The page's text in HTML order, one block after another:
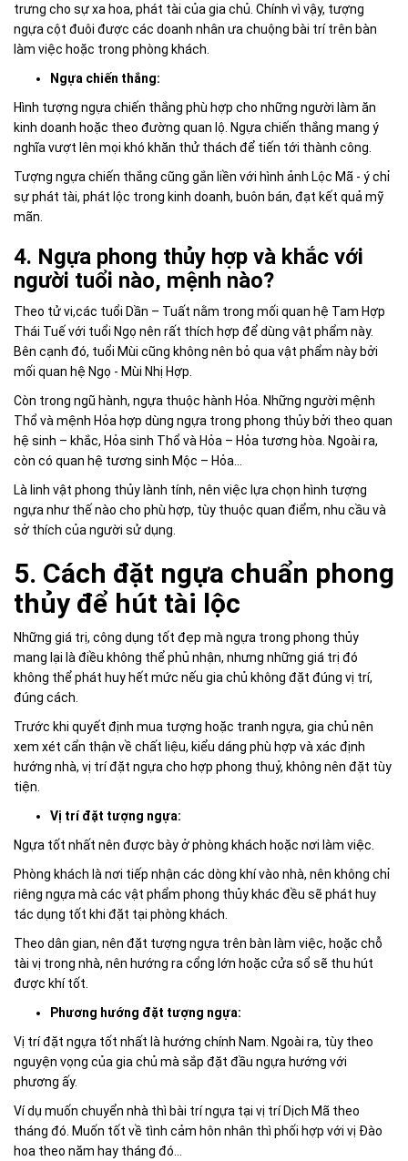
trưng cho sự xa hoa, phát tài của gia chủ. Chính vì vậy, tượng
ngựa cột đuôi được các doanh nhân ưa chuộng bài trí trên bàn
làm việc hoặc trong phòng khách.
Ngựa chiến thắng:
Hình tượng ngựa chiến thắng phù hợp cho những người làm ăn
kinh doanh hoặc theo đường quan lộ. Ngựa chiến thắng mang ý
nghĩa vượt lên mọi khó khăn thử thách để tiến tới thành công.
Tượng ngựa chiến thắng cũng gắn liền với hình ảnh Lộc Mã - ý chỉ
sự phát tài, phát lộc trong kinh doanh, buôn bán, đạt kết quả mỹ
mãn.
4. Ngựa phong thủy hợp và khắc với
người tuổi nào, mệnh nào?
Theo tử vi,các tuổi Dần – Tuất nằm trong mối quan hệ Tam Hợp
Thái Tuế với tuổi Ngọ nên rất thích hợp để dùng vật phẩm này.
Bên cạnh đó, tuổi Mùi cũng không nên bỏ qua vật phẩm này bởi
mối quan hệ Ngọ - Mùi Nhị Hợp.
Còn trong ngũ hành, ngựa thuộc hành Hỏa. Những người mệnh
Thổ và mệnh Hỏa hợp dùng ngựa trong phong thủy bởi theo quan
hệ sinh – khắc, Hỏa sinh Thổ và Hỏa – Hỏa tương hòa. Ngoài ra,
còn có quan hệ tương sinh Mộc – Hỏa…
Là linh vật phong thủy lành tính, nên việc lựa chọn hình tượng
ngựa như thế nào cho phù hợp, tùy thuộc quan điểm, nhu cầu và
sở thích của người sử dụng.
5. Cách đặt ngựa chuẩn phong
thủy để hút tài lộc
Những giá trị, công dụng tốt đẹp mà ngựa trong phong thủy
mang lại là điều không thể phủ nhận, nhưng những giá trị đó
không thể phát huy hết mức nếu gia chủ không đặt đúng vị trí,
đúng cách.
Trước khi quyết định mua tượng hoặc tranh ngựa, gia chủ nên
xem xét cẩn thận về chất liệu, kiểu dáng phù hợp và xác định
hướng nhà, vị trí đặt ngựa cho hợp phong thuỷ, không nên đặt tùy
tiện.
Vị trí đặt tượng ngựa:
Ngựa tốt nhất nên được bày ở phòng khách hoặc nơi làm việc.
Phòng khách là nơi tiếp nhận các dòng khí vào nhà, nên không chỉ
riêng ngựa mà các vật phẩm phong thủy khác đều sẽ phát huy
tác dụng tốt khi đặt tại phòng khách.
Theo dân gian, nên đặt tượng ngựa trên bàn làm việc, hoặc chỗ
tài vị trong nhà, nên hướng ra cổng lớn hoặc cửa sổ sẽ thu hút
được khí tốt.
Phương hướng đặt tượng ngựa:
Vị trí đặt ngựa tốt nhất là hướng chính Nam. Ngoài ra, tùy theo
nguyện vọng của gia chủ mà sắp đặt đầu ngựa hướng với
phương ấy.
Ví dụ muốn chuyển nhà thì bài trí ngựa tại vị trí Dịch Mã theo
tháng đó. Muốn tốt về tình cảm hôn nhân thì phối hợp với vị Đào
hoa theo năm hay tháng đó…